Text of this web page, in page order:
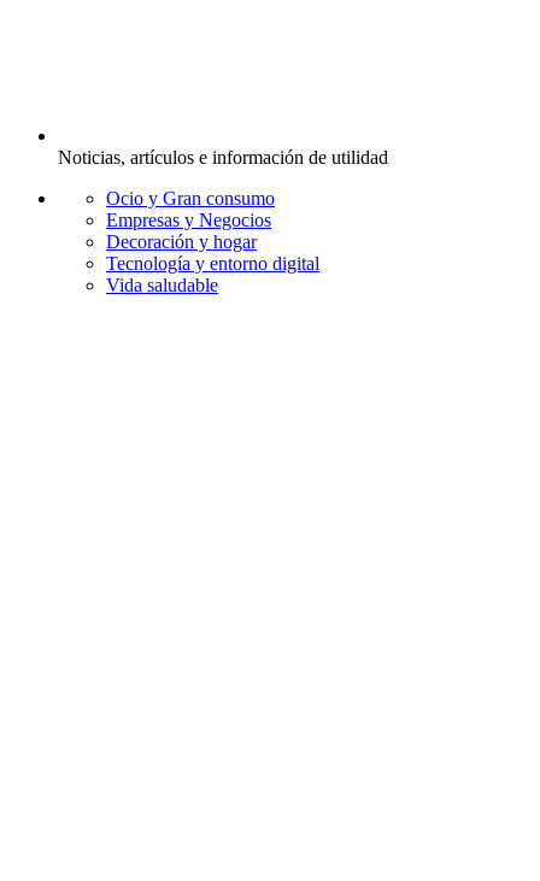
Noticias, artículos e información de utilidad
Ocio y Gran consumo
Empresas y Negocios
Decoración y hogar
Tecnología y entorno digital
Vida saludable